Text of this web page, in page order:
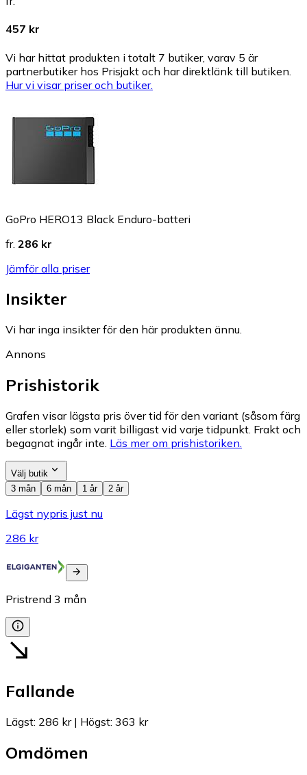
457 kr
Vi har hittat produkten i totalt 7 butiker, varav 5 är
partnerbutiker hos Prisjakt och har direktlänk till butiken.
Hur vi visar priser och butiker.
GoPro HERO13 Black Enduro-batteri
fr. 286 kr
Jämför alla priser
Insikter
Vi har inga insikter för den här produkten ännu.
Annons
Prishistorik
Grafen visar lägsta pris över tid för den variant (såsom färg
eller storlek) som varit billigast vid varje tidpunkt. Frakt och
begagnat ingår inte. Läs mer om prishistoriken.
Välj butik
3 mån
6 mån 1 år 2 år
Lägst nypris just nu
286 kr
Pristrend 3 mån
Fallande
Lägst: 286 kr| Högst: 363 kr
Omdömen